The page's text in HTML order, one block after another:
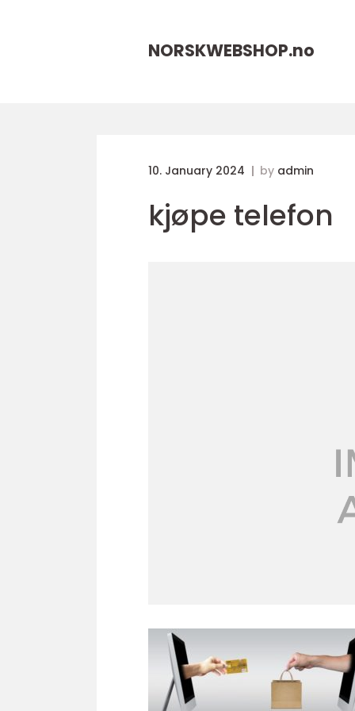
NORSKWEBSHOP.no
10. January 2024 by admin
kjøpe telefon